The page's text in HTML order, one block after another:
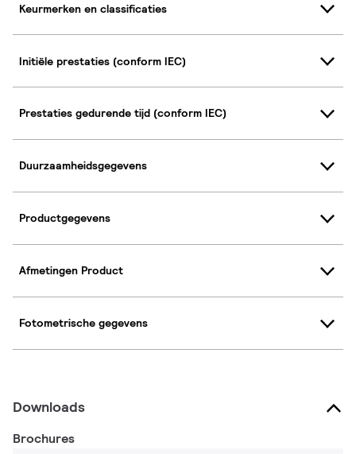
Keurmerken en classificaties
Initiële prestaties (conform IEC)
Prestaties gedurende tijd (conform IEC)
Duurzaamheidsgegevens
Productgegevens
Afmetingen Product
Fotometrische gegevens
Downloads
Brochures